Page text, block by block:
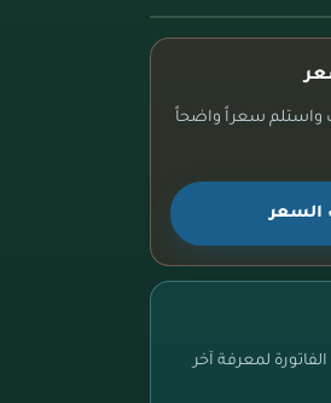
واستلم سعراً واضحاً
السعر
لمعرفة آخر